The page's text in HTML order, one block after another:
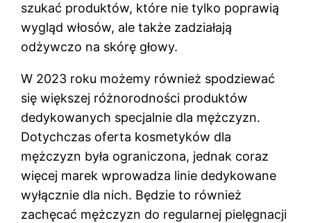
szukać produktów, które nie tylko poprawią
wygląd włosów, ale także zadziałają
odżywczo na skórę głowy.
W 2023 roku możemy również spodziewać
się większej różnorodności produktów
dedykowanych specjalnie dla mężczyzn.
Dotychczas oferta kosmetyków dla
mężczyzn była ograniczona, jednak coraz
więcej marek wprowadza linie dedykowane
wyłącznie dla nich. Będzie to również
zachęcać mężczyzn do regularnej pielęgnacji